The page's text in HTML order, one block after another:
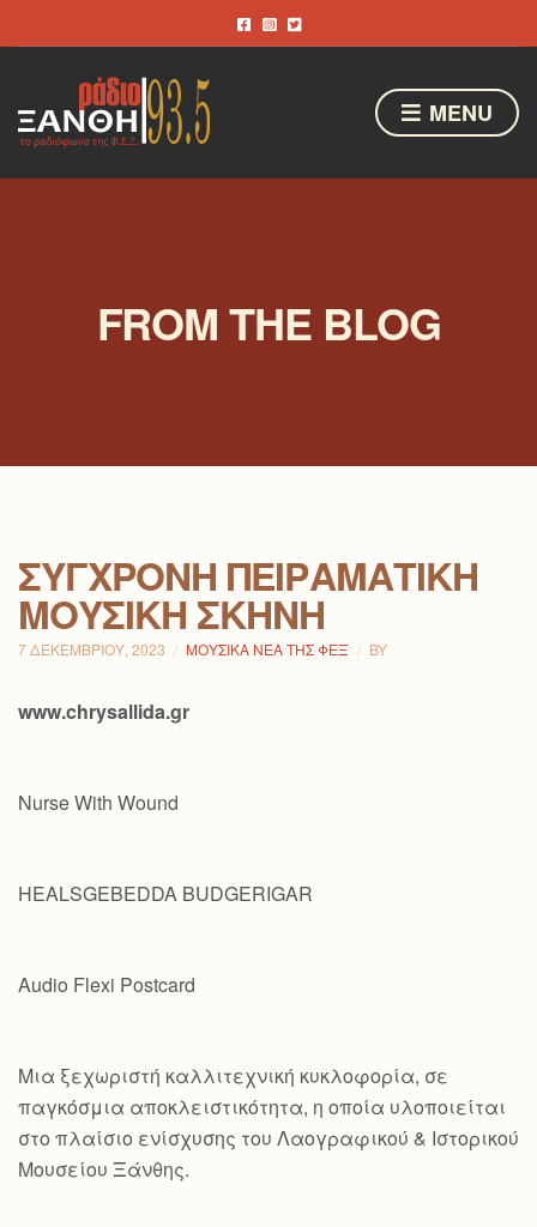
MENU
FROM THE BLOG
ΣΎΓΧΡΟΝΗ ΠΕΙΡΑΜΑΤΙΚΉ
ΜΟΥΣΙΚΉ ΣΚΗΝΉ
7 ΔΕΚΕΜΒΡΊΟΥ, 2023 ΜΟΥΣΙΚΆ ΝΈΑ ΤΗΣ ΦΕΞ BY
www.chrysallida.gr
Nurse With Wound
HEALSGEBEDDA BUDGERIGAR
Audio Flexi Postcard
Mια ξεχωριστή καλλιτεχνική κυκλοφορία, σε
παγκόσμια αποκλειστικότητα, η οποία υλοποιείται
στο πλαίσιο ενίσχυσης του Λαογραφικού & Ιστορικού
Μουσείου Ξάνθης.